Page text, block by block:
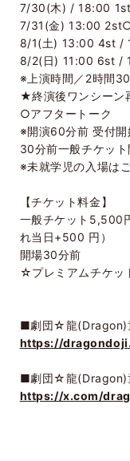
7/30(木) / 18:00
7/31(金) 13:00
8/1(土) 13:00 4st /
8/2(日) 11:00 6st /
※上演時間／ 2時間30
★終演後ワンシーン
○アフタートーク
※開演60分前 受付開
30分前一般チケッ
※未就学児の入場は
【チケット料金】
一般チケット 5,500
れ当日+500 円）
開場30分前
☆プレミアムチケッ
■劇団☆龍(Dragon)
https://
■劇団☆龍(Dragon)
https://x.com/